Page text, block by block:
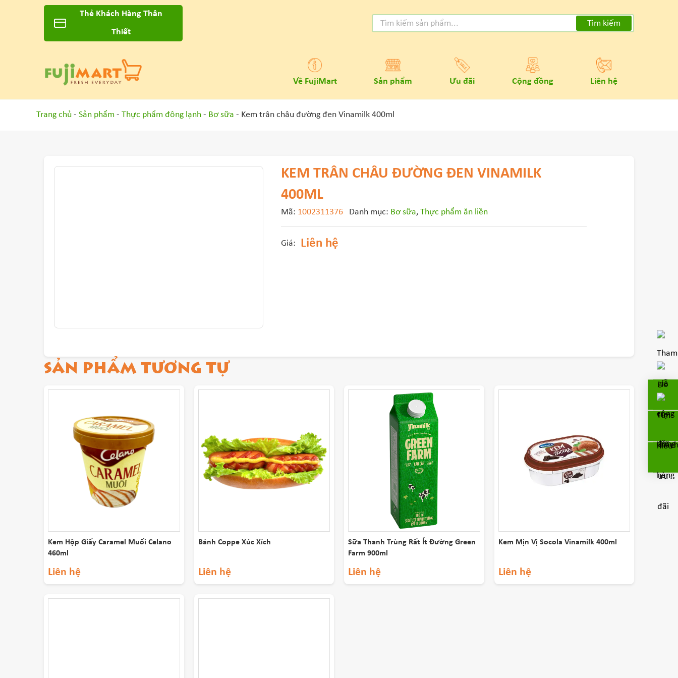
Thẻ Khách Hàng Thân
Thiết
Tìm kiếm
Về FujiMart Sản phẩm Ưu đãi Cộng đồng Liên hệ
Trang chủ - Sản phẩm - Thực phẩm đông lạnh - Bơ sữa - Kem trân châu đường đen Vinamilk 400ml
KEM TRÂN CHÂU ĐƯỜNG ĐEN VINAMILK
400ML
Mã: 1002311376 Danh mục: Bơ sữa, Thực phẩm ăn liền
Giá: Liên hệ
SẢN PHẨM TƯƠNG TỰ
Kem Hộp Giấy Caramel Muối Celano
460ml
Liên hệ
Bánh Coppe Xúc Xích
Liên hệ
Sữa Thanh Trùng Rất Ít Đường Green
Farm 900ml
Liên hệ
Kem Mịn Vị Socola Vinamilk 400ml
Liên hệ